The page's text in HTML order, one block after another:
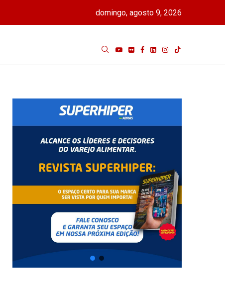
domingo, agosto 9, 2026